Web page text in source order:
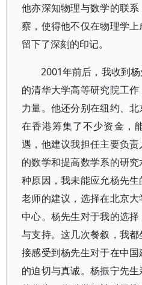
他亦深知物理与数学的联
察，使得他不仅在物理学
留下了深刻的印记。
2001年前后，我收到
的清华大学高等研究院工
力量。他还分别在纽约、
在香港筹集了不少资金，
遇，他建议我担任主要负
的数学和提高数学系的研
种原因，我未能应允杨先
老师的建议，选择在北京
中心。杨先生对于我的选
与支持。这几次餐叙，我
接感受到杨先生对于在中
的迫切与真诚。杨振宁先